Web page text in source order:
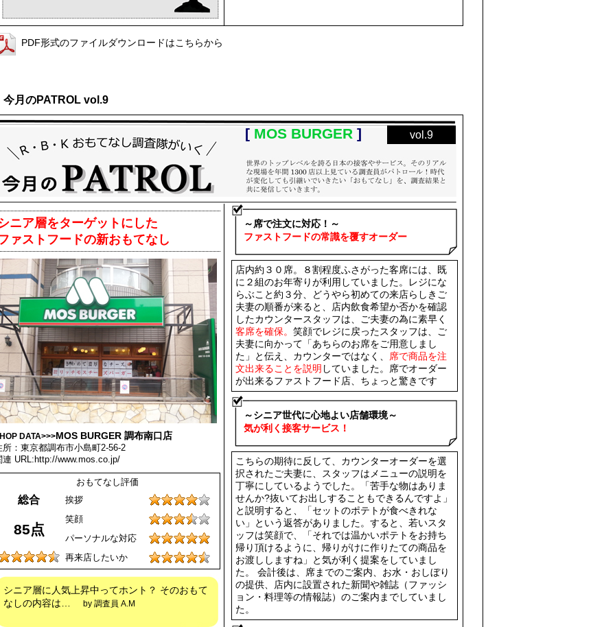
PDF形式のファイルダウンロードはこちらから
今月のPATROL vol.9
vol.9
[ MOS BURGER ]
ニア層をターゲットにした
ァストフードの新おもてなし
DATA>>>MOS BURGER 調布南口店
所：東京都調布市小島町2-56-2
連 URL:http://www.mos.co.jp/
おもてなし評価
総合 挨拶
85点
笑顔
パーソナルな対応
再来店したいか
シニア層に人気上昇中ってホント？ そのおもて
なしの内容は…
by 調査員 A.M
～席で注文に対応！～
ファストフードの常識を覆すオーダー
店内約３０席。８割程度ふさがった客席には、既
に２組のお年寄りが利用していました。レジにな
らぶこと約３分、どうやら初めての来店らしきご
夫妻の順番が来ると、店内飲食希望か否かを確認
したカウンタースタッフは、ご夫妻の為に素早く
客席を確保。 笑顔でレジに戻ったスタッフは、ご
夫妻に向かって「あちらのお席をご用意しまし
た」と伝え、カウンターではなく、 席で商品を注
文出来ることを説明 していました。席でオーダー
が出来るファストフード店、ちょっと驚きです
～シニア世代に心地よい店舗環境～
気が利く接客サービス！
こちらの期待に反して、カウンターオーダーを選
択されたご夫妻に、スタッフはメニューの説明を
丁寧にしているようでした。「苦手な物はありま
せんか?抜いてお出しすることもできるんですよ」
と説明すると、「セットのポテトが食べきれな
い」という返答がありました。すると、若いスタ
ッフは笑顔で、「それでは温かいポテトをお持ち
帰り頂けるように、帰りがけに作りたての商品を
お渡ししますね」と気が利く提案をしていまし
た。 会計後は、席までのご案内、お水・おしぼり
の提供、店内に設置された新聞や雑誌（ファッシ
ョン・料理等の情報誌）のご案内までしていまし
た。